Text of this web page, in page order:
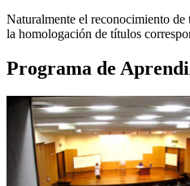
Naturalmente el reconocimiento
la homologación de títulos
Programa de